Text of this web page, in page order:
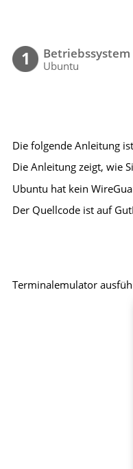
1 Betriebssystem
Ubuntu
Die folgende Anleitung
Die Anleitung zeigt, wie
Ubuntu hat kein
Der Quellcode ist auf
Terminalemulator